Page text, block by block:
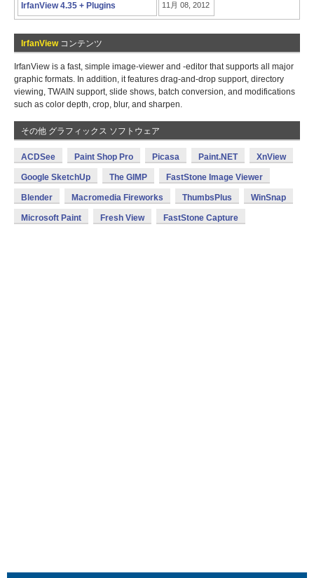
IrfanView 4.35 + Plugins 11月 08, 2012
IrfanViewコンテンツ
IrfanView is a fast, simple image-viewer and -editor that supports all major
graphic formats. In addition, it features drag-and-drop support, directory
viewing, TWAIN support, slide shows, batch conversion, and modifications
such as color depth, crop, blur, and sharpen.
その他 グラフィックス ソフトウェア
ACDSee Paint Shop Pro Picasa Paint.NET XnView
Google SketchUp The GIMP FastStone Image Viewer
Blender Macromedia Fireworks ThumbsPlus WinSnap
Microsoft Paint Fresh View FastStone Capture